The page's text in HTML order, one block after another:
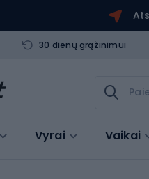
30 dienų grąžinimui
Vyrai Vaikai